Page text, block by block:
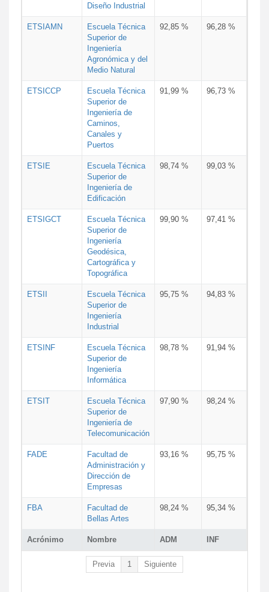
Acrónimo Nombre ADM INF
Diseño Industrial
ETSIAMN
Escuela Técnica
Superior de
Ingeniería
Agronómica y del
Medio Natural
92,85 % 96,28 %
ETSICCP
Escuela Técnica
Superior de
Ingeniería de
Caminos,
Canales y
Puertos
91,99 % 96,73 %
ETSIE
Escuela Técnica
Superior de
Ingeniería de
Edificación
98,74 % 99,03 %
ETSIGCT
Escuela Técnica
Superior de
Ingeniería
Geodésica,
Cartográfica y
Topográfica
99,90 % 97,41 %
ETSII
Escuela Técnica
Superior de
Ingeniería
Industrial
95,75 % 94,83 %
ETSINF
Escuela Técnica
Superior de
Ingeniería
Informática
98,78 % 91,94 %
ETSIT
Escuela Técnica
Superior de
Ingeniería de
Telecomunicación
97,90 % 98,24 %
FADE
Facultad de
Administración y
Dirección de
Empresas
93,16 % 95,75 %
FBA
Facultad de
Bellas Artes
98,24 % 95,34 %
Previa 1 Siguiente